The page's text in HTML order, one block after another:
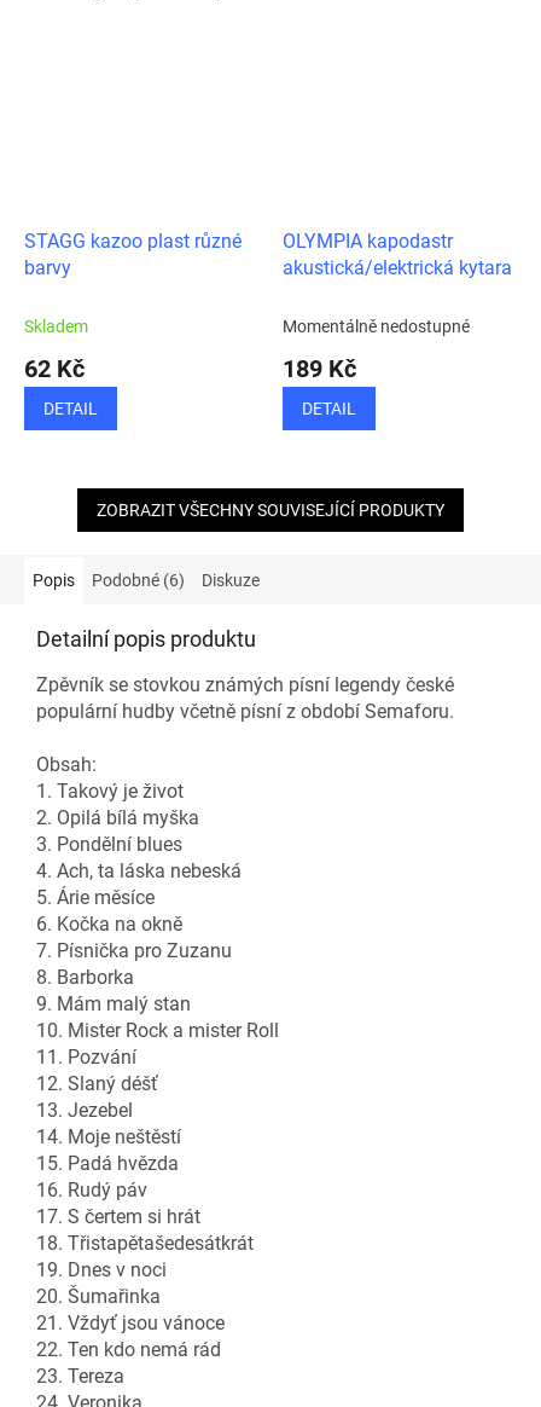
STAGG kazoo plast různé
barvy
Skladem
62 Kč
DETAIL
OLYMPIA kapodastr
akustická/elektrická kytara
Momentálně nedostupné
189 Kč
DETAIL
ZOBRAZIT VŠECHNY SOUVISEJÍCÍ PRODUKTY
Popis Podobné (6) Diskuze
Detailní popis produktu
Zpěvník se stovkou známých písní legendy české
populární hudby včetně písní z období Semaforu.
Obsah:
1. Takový je život
2. Opilá bílá myška
3. Pondělní blues
4. Ach, ta láska nebeská
5. Árie měsíce
6. Kočka na okně
7. Písnička pro Zuzanu
8. Barborka
9. Mám malý stan
10. Mister Rock a mister Roll
11. Pozvání
12. Slaný déšť
13. Jezebel
14. Moje neštěstí
15. Padá hvězda
16. Rudý páv
17. S čertem si hrát
18. Třistapětašedesátkrát
19. Dnes v noci
20. Šumařinka
21. Vždyť jsou vánoce
22. Ten kdo nemá rád
23. Tereza